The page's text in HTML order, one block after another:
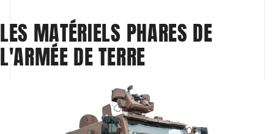
LES MATÉRIELS PHARES DE
L'ARMÉE DE TERRE